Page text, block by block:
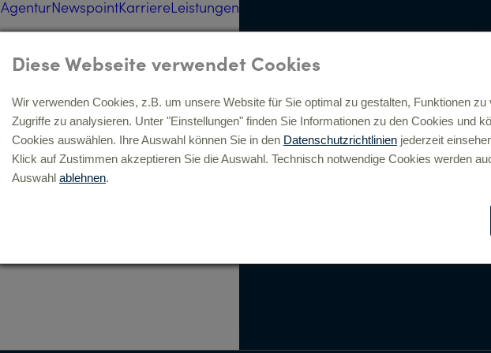
Diese Webseite verwendet Cookies
Wir verwenden Cookies, z.B. um unsere Website für Sie optimal zu gestalten, Funktionen zu
Zugriffe zu analysieren. Unter "Einstellungen" finden Sie Informationen zu den Cookies und
Cookies auswählen. Ihre Auswahl können Sie in den Datenschutzrichtlinien jederzeit
Klick auf Zustimmen akzeptieren Sie die Auswahl. Technisch notwendige Cookies werden
Auswahl ablehnen.
AgenturNewspointKarriereLeistungen
Strategie, Beratung, digitale
Transformation »
Analyse »
Full-Service Beratung »
Digitale Prozesse &